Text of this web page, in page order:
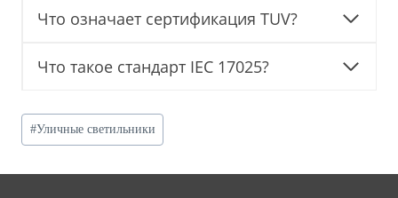
Что означает сертификация TUV?
Что такое стандарт IEC 17025?
Post
Tags:
#Уличные светильники